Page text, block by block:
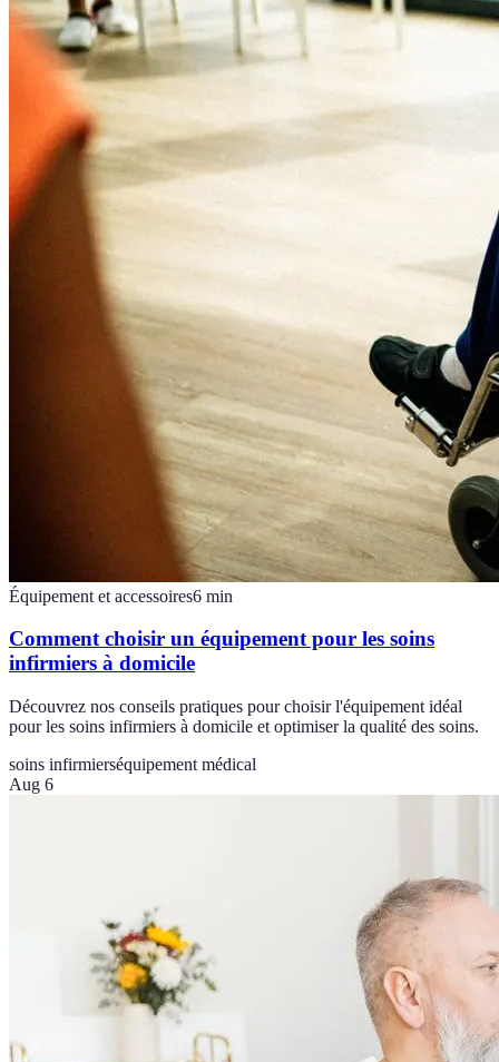
Équipement et accessoires6 min
Comment choisir un équipement pour les soins
infirmiers à domicile
Découvrez nos conseils pratiques pour choisir l'équipement idéal
pour les soins infirmiers à domicile et optimiser la qualité des soins.
soins infirmierséquipement médical
Aug 6